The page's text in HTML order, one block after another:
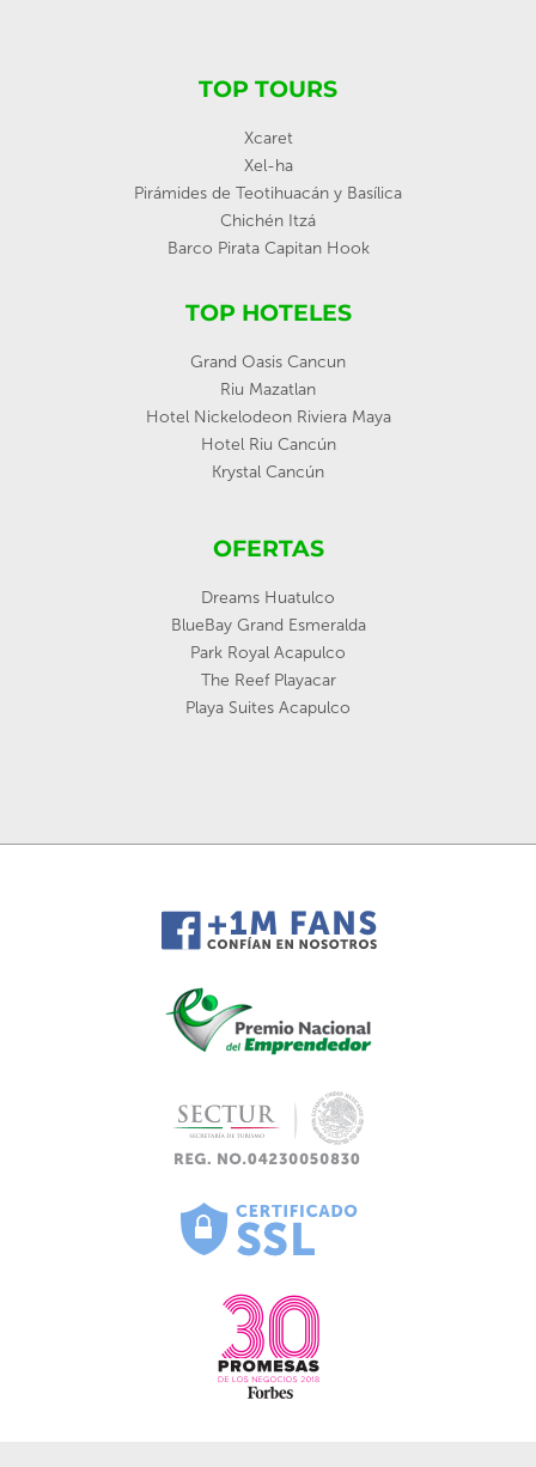
TOP TOURS
Xcaret
Xel-ha
Pirámides de Teotihuacán y Basílica
Chichén Itzá
Barco Pirata Capitan Hook
TOP HOTELES
Grand Oasis Cancun
Riu Mazatlan
Hotel Nickelodeon Riviera Maya
Hotel Riu Cancún
Krystal Cancún
OFERTAS
Dreams Huatulco
BlueBay Grand Esmeralda
Park Royal Acapulco
The Reef Playacar
Playa Suites Acapulco